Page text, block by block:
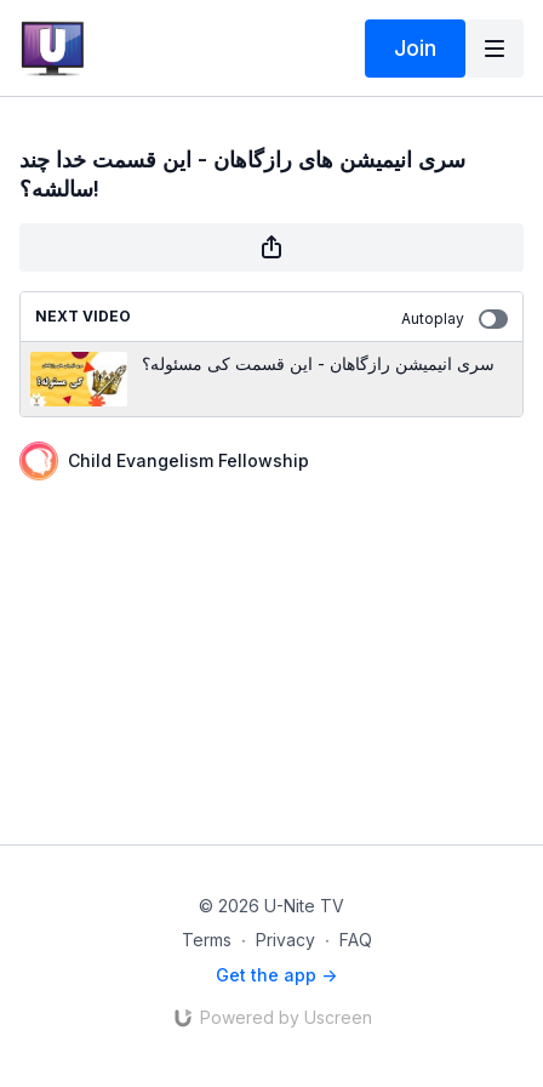
Join
سری انیمیشن های رازگاهان - این قسمت خدا چند
سالشه؟!
NEXT VIDEO Autoplay
سری انیمیشن رازگاهان - این قسمت کی مسئوله؟
Child Evangelism Fellowship
© 2026 U-Nite TV
Terms ∙ Privacy ∙ FAQ
Get the app ->
Powered by Uscreen